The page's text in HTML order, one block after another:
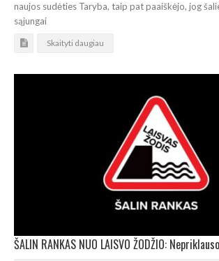
naujos sudėties Taryba, taip pat paaiškėjo, jog
sąjungai
Skaityti daugiau